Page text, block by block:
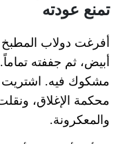
تمنع عودته
أفرغت دولاب
أبيض، ثم جففته
مشكوك فيه. اشتريت
محكمة الإغلاق،
والمعكرونة.